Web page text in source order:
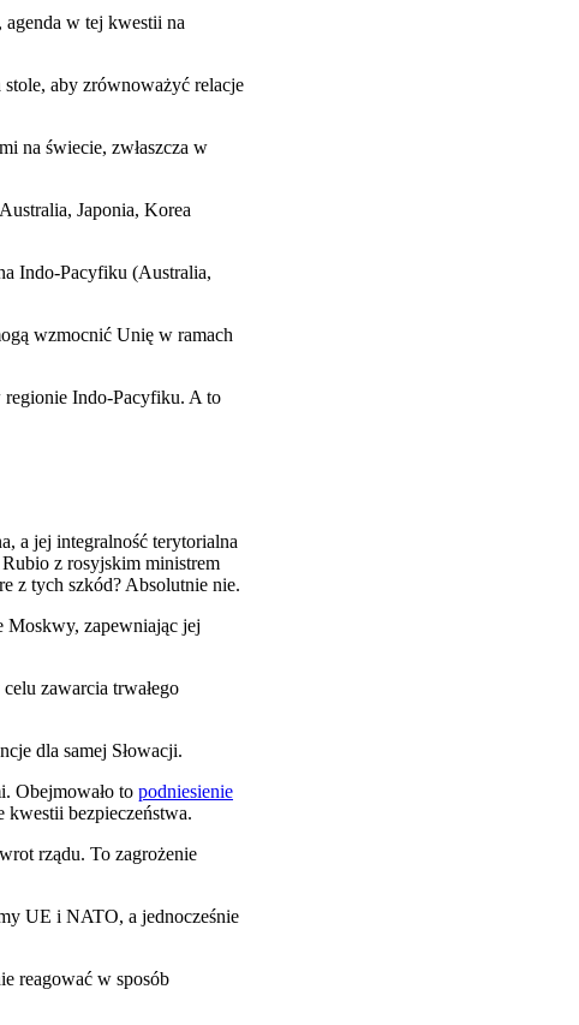
w tej kwestii na
aby zrównoważyć relacje
na świecie, zwłaszcza w
Japonia, Korea
Indo-Pacyfiku (Australia,
wzmocnić Unię w ramach
regionie Indo-Pacyfiku. A to
a jej integralność terytorialna
z rosyjskim ministrem
z tych szkód? Absolutnie nie.
Moskwy, zapewniając jej
zawarcia trwałego
dla samej Słowacji.
Obejmowało to podniesienie
kwestii bezpieczeństwa.
rządu. To zagrożenie
UE i NATO, a jednocześnie
reagować w sposób